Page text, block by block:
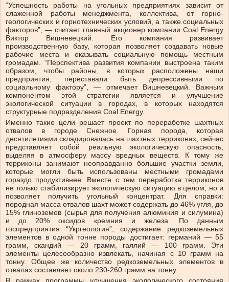
“Успешность работы на угольных предприятиях зависит от
слаженной работы менеджмента, коллектива, от горно-
геологических и горнотехнических условий, а также социальных
факторов”, — считает главный акционер компании Coal Energy
Виктор Вишневецкий. Его компания развивает
производственную базу, которая позволяет создавать новые
рабочие места и оказывать социальную помощь местным
громадам. “Перспектива развития компании выстроена таким
образом, чтобы районы, в которых расположены наши
предприятия, переставали быть депрессивными по
социальному фактору”, — отмечает Вишневецкий. Важным
компонентом этой стратегии является и улучшение
экологической ситуации в городах, в которых находятся
структурные подразделения Coal Energy.
Именно такие цели решает проект по переработке шахтных
отвалов в городе Снежное. Горная порода, которая
десятилетиями складировалась на шахтных терриконах, сейчас
представляет собой реальную экологическую опасность,
выделяя в атмосферу массу вредных веществ. К тому же
терриконы занимают неоправданно большие участки земли,
которые могли быть использованы местными громадами
гораздо продуктивнее. Вместе с тем переработка терриконов
не только стабилизирует экологическую ситуацию в целом, но и
позволяет получить угольный концентрат. Для справки:
породная масса отвалов шахт может содержать до 46% угля, до
15% глиноземов (сырья для получения алюминия и силумина)
и до 20% оксидов кремния и железа. По данным
госпредприятия “Укргеология”, содержание редкоземельных
элементов в одной тонне породы достигает: германий — 55
грамм, скандий — 20 грамм, галлий — 100 грамм. Эти
элементы целесообразно извлекать, начиная с 10 грамм на
тонну. Общее же количество редкоземельных элементов в
отвалах составляет около 230-260 грамм на тонну.
В рамках программы улучшения экологического состояния